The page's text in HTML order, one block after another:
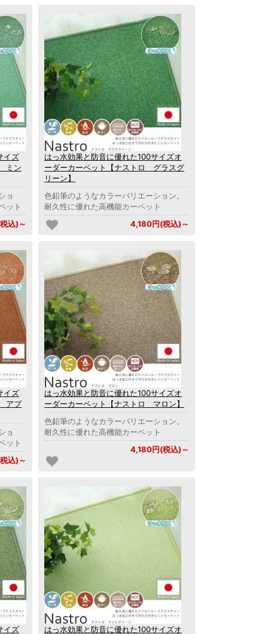
イズ
ミン
ョ
ット
込)～
はっ水効果と防音に優れた100サイズオ
ーダーカーペット【ナストロ グラスグ
リーン】
色鉛筆のようなカラーバリエーション。
耐久性に優れた高機能カーペット
4,180円(税込)～
イズ
アプ
ョ
ット
込)～
はっ水効果と防音に優れた100サイズオ
ーダーカーペット【ナストロ マロン】
色鉛筆のようなカラーバリエーション。
耐久性に優れた高機能カーペット
4,180円(税込)～
イズ はっ水効果と防音に優れた100サイズオ